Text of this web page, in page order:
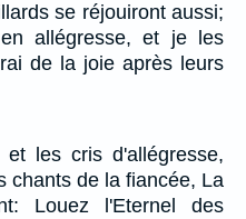
se réjouiront aussi;
allégresse, et je les
de la joie après leurs
les cris d'allégresse,
chants de la fiancée, La
Louez l'Eternel des